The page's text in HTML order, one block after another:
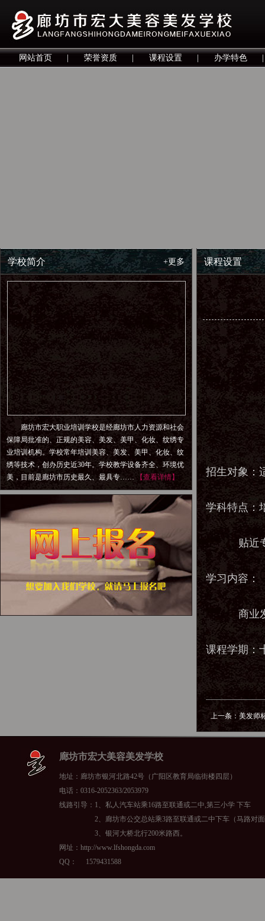
网站首页 荣誉资质 课程设置 办学特色
学校简介 +更多
廊坊市宏大职业培训学校是经廊坊市人力资源和社会
保障局批准的、正规的美容、美发、美甲、化妆、纹绣专
业培训机构。学校常年培训美容、美发、美甲、化妆、纹
绣等技术，创办历史近30年。学校教学设备齐全、环境优
美，目前是廊坊市历史最久、最具专……
【查看详情】
课程设置
招生对象：
学科特点：
贴近专业
学习内容：
商业
课程学期：
上一条： 美发师
廊坊市宏大美容美发学校
地址：廊坊市银河北路42号（广阳区教育局临街楼四层）
电话：0316-2052363/2053979
线路引导：1、私人汽车站乘16路至联通或二中,第三小学 下车
2、廊坊市公交总站乘3路至联通或二中下车（马路对面
3、银河大桥北行200米路西。
网址：http://www.lfshongda.com
QQ：
1579431588